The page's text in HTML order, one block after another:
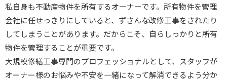
私自身も不動産物件を所有するオーナーです。所有物件を管理
会社に任せっきりにしていると、ずさんな改修工事をされたり
してしまうことがあります。だからこそ、自らしっかりと所有
物件を管理することが重要です。
大規模修繕工事専門のプロフェッショナルとして、スタッフが
オーナー様のお悩みや不安を一緒になって解消できるよう分か